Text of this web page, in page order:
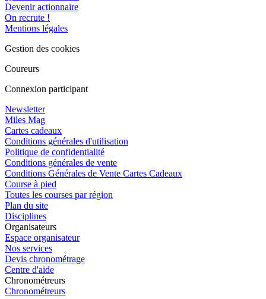
Devenir actionnaire
On recrute !
Mentions légales
Gestion des cookies
Coureurs
Connexion participant
Newsletter
Miles Mag
Cartes cadeaux
Conditions générales d'utilisation
Politique de confidentialité
Conditions générales de vente
Conditions Générales de Vente Cartes Cadeaux
Course à pied
Toutes les courses par région
Plan du site
Disciplines
Organisateurs
Espace organisateur
Nos services
Devis chronométrage
Centre d'aide
Chronométreurs
Chronométreurs